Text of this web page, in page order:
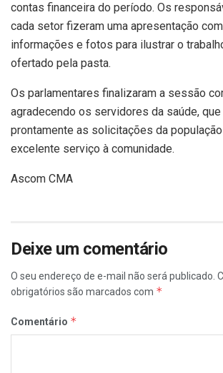
contas financeira do período. Os
cada setor fizeram uma apresentação
informações e fotos para ilustrar o
ofertado pela pasta.
Os parlamentares finalizaram a sessão
agradecendo os servidores da saúde,
prontamente as solicitações da
excelente serviço à comunidade.
Ascom CMA
Deixe um comentário
O seu endereço de e-mail não será publicado.
obrigatórios são marcados com *
Comentário *